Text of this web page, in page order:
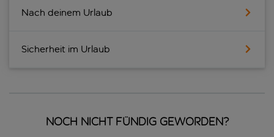
Nach deinem Urlaub
Sicherheit im Urlaub
Noch nicht fündig geworden?